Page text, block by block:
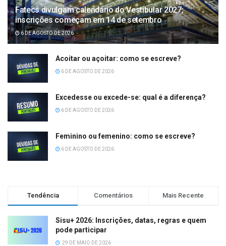
Fatecs divulgam calendário do Vestibular 2027;
inscrições começam em 14 de setembro
6 DE AGOSTO DE 2026
Acoitar ou açoitar: como se escreve?
6 DE AGOSTO DE 2026
Excedesse ou excede-se: qual é a diferença?
6 DE AGOSTO DE 2026
Feminino ou femenino: como se escreve?
6 DE AGOSTO DE 2026
Tendência Comentários Mais Recente
Sisu+ 2026: Inscrições, datas, regras e quem
pode participar
29 DE MAIO DE 2026